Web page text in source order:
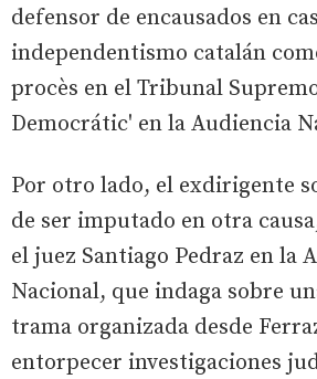
defensor de encausados en
independentismo catalán
procès en el Tribunal
Democrátic' en la Audiencia
Por otro lado, el exdirigente
de ser imputado en otra
el juez Santiago Pedraz en la
Nacional, que indaga sobre
trama organizada desde
entorpecer investigaciones